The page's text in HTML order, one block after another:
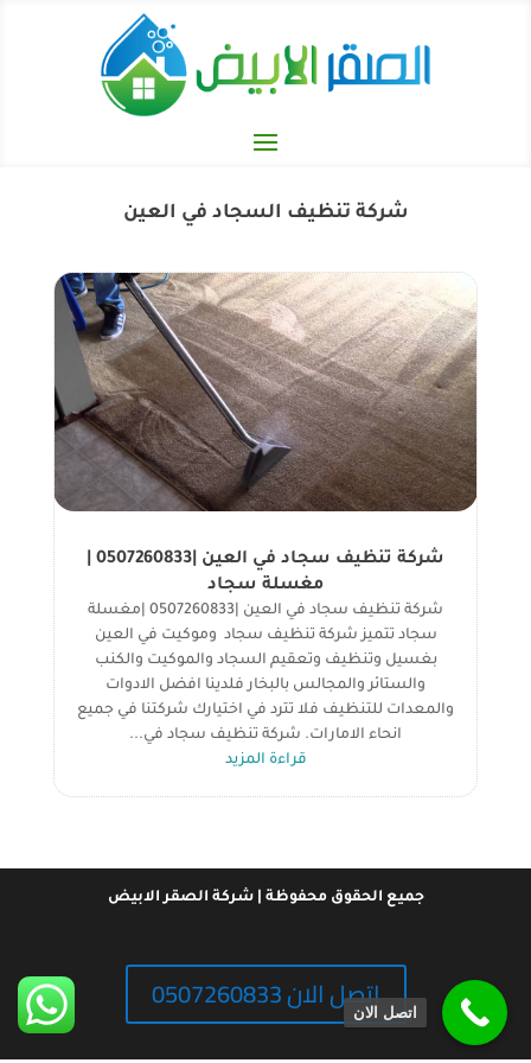
شركة تنظيف السجاد في العين
مغسلة سجاد
شركة تنظيف سجاد في العين |0507260833 |مغسلة
سجاد تتميز شركة تنظيف سجاد وموكيت في العين
بغسيل وتنظيف وتعقيم السجاد والموكيت والكنب
والستائر والمجالس بالبخار فلدينا افضل الادوات
والمعدات للتنظيف فلا تترد في اختيارك شركتنا في جميع
انحاء الامارات. شركة تنظيف سجاد في...
قراءة المزيد
جميع الحقوق محفوظة | شركة الصقر الابيض
اتصل الان 0507260833اتصل الان